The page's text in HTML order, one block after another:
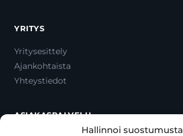
Hallinnoi suostumusta
YRITYS
Yritysesittely
Ajankohtaista
Yhteystiedot
ASIAKASPALVELU